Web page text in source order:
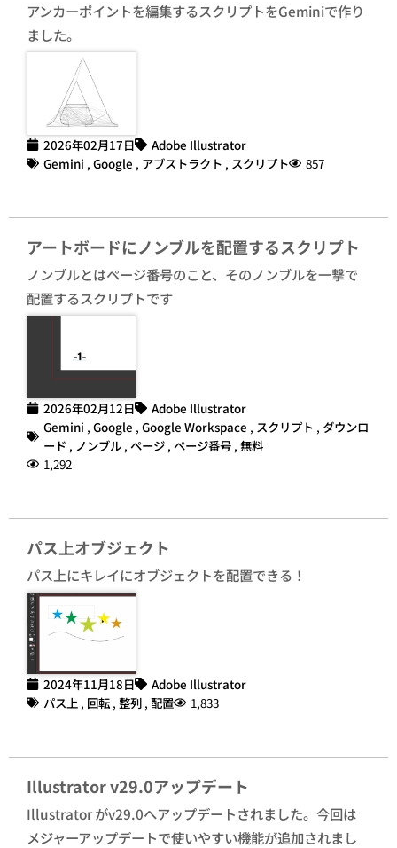
アンカーポイントを編集するスクリプトをGeminiで作り
ました。
2026年02月17日
Adobe Illustrator
Gemini , Google , アブストラクト , スクリプト 857
アートボードにノンブルを配置するスクリプト
ノンブルとはページ番号のこと、そのノンブルを一撃で
配置するスクリプトです
2026年02月12日
Adobe Illustrator
Gemini , Google , Google Workspace , スクリプト , ダウンロ
ード , ノンブル , ページ , ページ番号 , 無料
1,292
パス上オブジェクト
パス上にキレイにオブジェクトを配置できる！
2024年11月18日
Adobe Illustrator
パス上 , 回転 , 整列 , 配置 1,833
Illustrator v29.0アップデート
Illustrator がv29.0へアップデートされました。今回は
メジャーアップデートで使いやすい機能が追加されまし